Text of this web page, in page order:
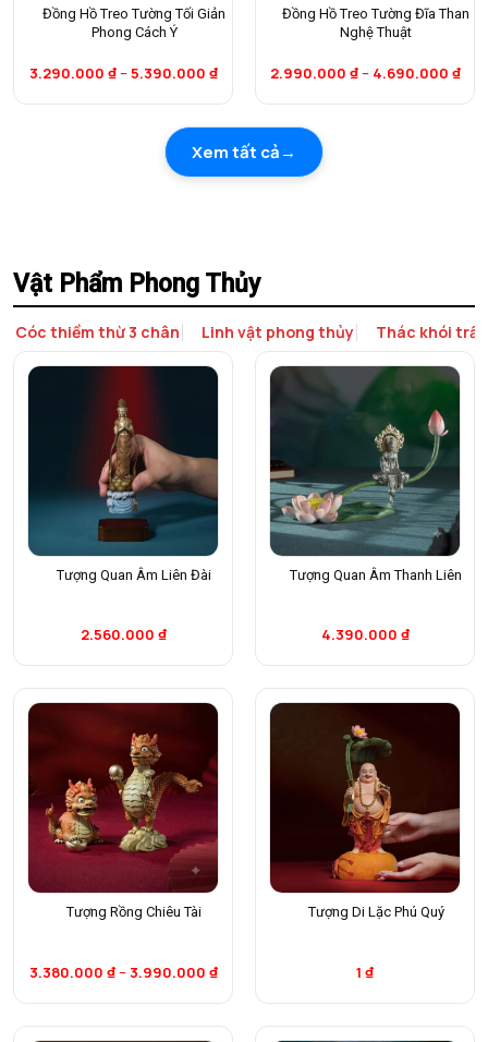
Đồng Hồ Treo Tường Tối Giản
Phong Cách Ý
3.290.000 ₫–5.390.000 ₫
Đồng Hồ Treo Tường Đĩa Than
Nghệ Thuật
2.990.000 ₫– 4.690.000 ₫
Xem tất cả
Vật Phẩm Phong Thủy
Cóc thiềm thừ 3 chân Linh vật phong thủy Thác khói
Tượng Quan Âm Liên Đài
2.560.000 ₫
Tượng Quan Âm Thanh Liên
4.390.000 ₫
Tượng Rồng Chiêu Tài
3.380.000 ₫–3.990.000 ₫
Tượng Di Lặc Phú Quý
1 ₫